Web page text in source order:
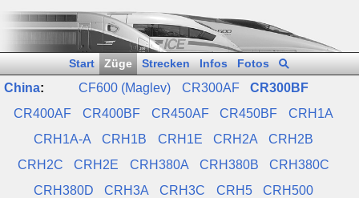
Start Züge Strecken Infos Fotos
China: CF600 (Maglev) CR300AF
CR300BF
CR400AF
CR400BF CR450AF CR450BF
CRH1A
CRH1A‑A
CRH1B CRH1E CRH2A
CRH2B
CRH2C
CRH2E CRH380A CRH380B
CRH380C
CRH380D
CRH3A CRH3C CRH5
CRH500